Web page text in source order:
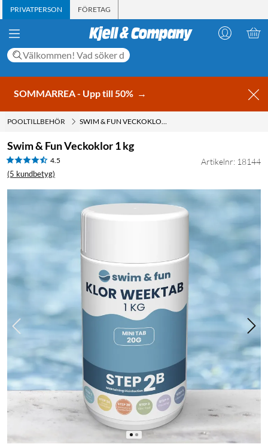
PRIVATPERSON FÖRETAG
SOMMARREA - Upp till 50% →
POOLTILLBEHÖR SWIM & FUN VECKOKLOR 1 KG
Swim & Fun Veckoklor 1 kg
4.5
(5 kundbetyg)
Artikelnr: 18144